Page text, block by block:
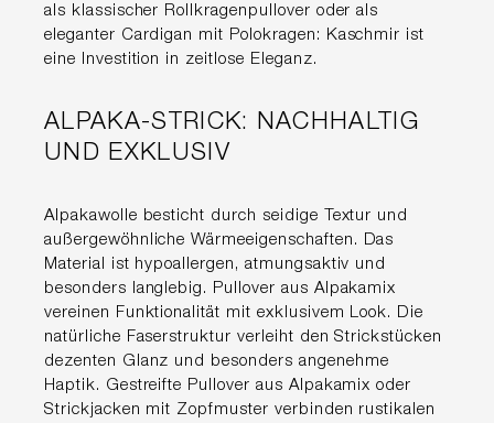
als klassischer Rollkragenpullover oder als
eleganter Cardigan mit Polokragen: Kaschmir ist
eine Investition in zeitlose Eleganz.
ALPAKA-STRICK: NACHHALTIG
UND EXKLUSIV
Alpakawolle besticht durch seidige Textur und
außergewöhnliche Wärmeeigenschaften. Das
Material ist hypoallergen, atmungsaktiv und
besonders langlebig. Pullover aus Alpakamix
vereinen Funktionalität mit exklusivem Look. Die
natürliche Faserstruktur verleiht den Strickstücken
dezenten Glanz und besonders angenehme
Haptik. Gestreifte Pullover aus Alpakamix oder
Strickjacken mit Zopfmuster verbinden rustikalen